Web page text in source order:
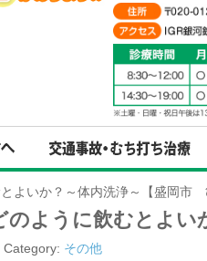
よいか？～体内洗浄～【盛岡市
のように飲むとよい
その他